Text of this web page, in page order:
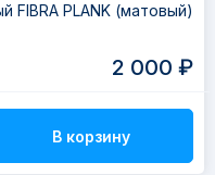
FIBRA PLANK (матовый)
2 000 ₽
В корзину